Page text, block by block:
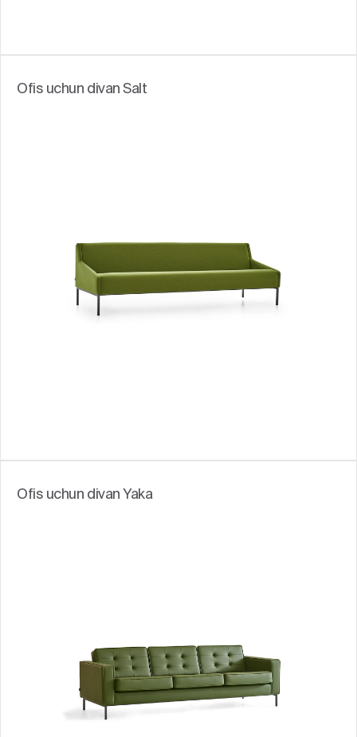
Ofis uchun divan Salt
Ofis uchun divan Yaka